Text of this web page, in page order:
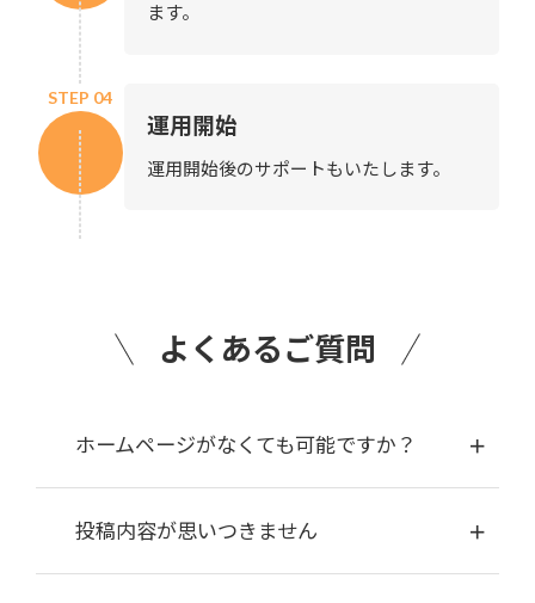
ます。
STEP 04
運用開始
運用開始後のサポートもいたします。
よくあるご質問
ホームページがなくても可能ですか？
投稿内容が思いつきません